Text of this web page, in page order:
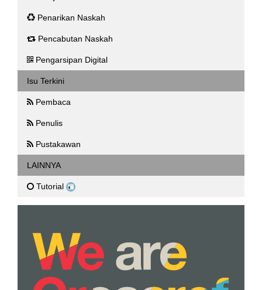
Penarikan Naskah
Pencabutan Naskah
Pengarsipan Digital
Isu Terkini
Pembaca
Penulis
Pustakawan
LAINNYA
Tutorial